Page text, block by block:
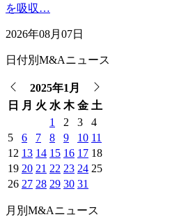
を吸収…
2026年08月07日
日付別M&Aニュース
2025年1月
日
月 火 水 木 金 土
1
2 3
4
5
6 7 8 9 10 11
12 13 14 15 16 17 18
19 20 21 22 23 24 25
26 27 28 29 30 31
月別M&Aニュース